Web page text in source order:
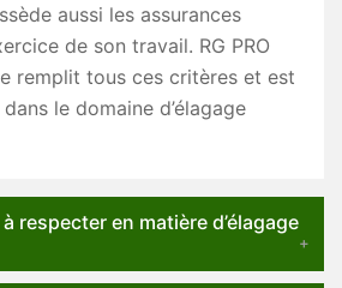
aussi les assurances
de son travail. RG PRO
remplit tous ces critères et est
le domaine d’élagage
respecter en matière d’élagage